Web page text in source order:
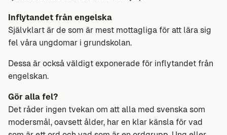
Inflytandet från engelska
Självklart är de som är mest mottagliga för att lära sig
fel våra ungdomar i grundskolan.
Dessa är också väldigt exponerade för inflytandet från
engelskan.
Gör alla fel?
Det råder ingen tvekan om att alla med svenska som
modersmål, oavsett ålder, har en klar känsla för vad